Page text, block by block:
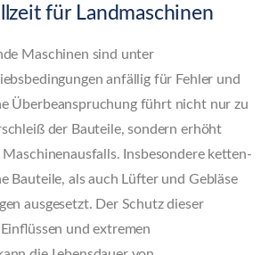
für Landmaschinen
Maschinen sind unter
anfällig für Fehler und
Überbeanspruchung führt nicht nur zu
der Bauteile, sondern erhöht
Maschinenausfalls. Insbesondere ketten-
Bauteile, als auch Lüfter und Gebläse
ausgesetzt. Der Schutz dieser
und extremen